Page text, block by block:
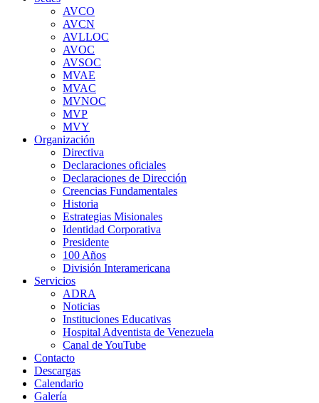
AVCO
AVCN
AVLLOC
AVOC
AVSOC
MVAE
MVAC
MVNOC
MVP
MVY
Organización
Directiva
Declaraciones oficiales
Declaraciones de Dirección
Creencias Fundamentales
Historia
Estrategias Misionales
Identidad Corporativa
Presidente
100 Años
División Interamericana
Servicios
ADRA
Noticias
Instituciones Educativas
Hospital Adventista de Venezuela
Canal de YouTube
Contacto
Descargas
Calendario
Galería